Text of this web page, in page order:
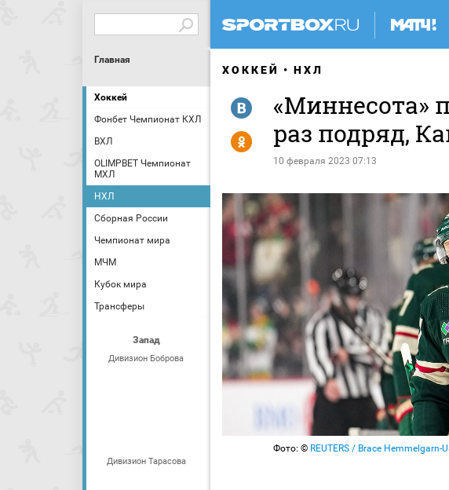
Главная
Хоккей
Фонбет Чемпионат КХЛ
ВХЛ
OLIMPBET Чемпионат
МХЛ
НХЛ
Сборная России
Чемпионат мира
МЧМ
Кубок мира
Трансферы
Запад
Дивизион Боброва
Дивизион Тарасова
ХОККЕЙ НХЛ
«Миннесота»
раз подряд,
10 февраля 2023 07:13
R
Y
Фото: © REUTERS / Brace Hemmelgarn-